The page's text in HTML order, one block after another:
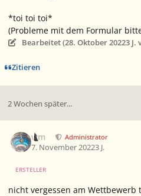
*toi toi toi*
(Probleme mit dem Formular
Bearbeitet (28. Oktober 20223 J.
Zitieren
2 Wochen später...
wm Administrator
7. November 20223 J.
ERSTELLER
nicht vergessen am